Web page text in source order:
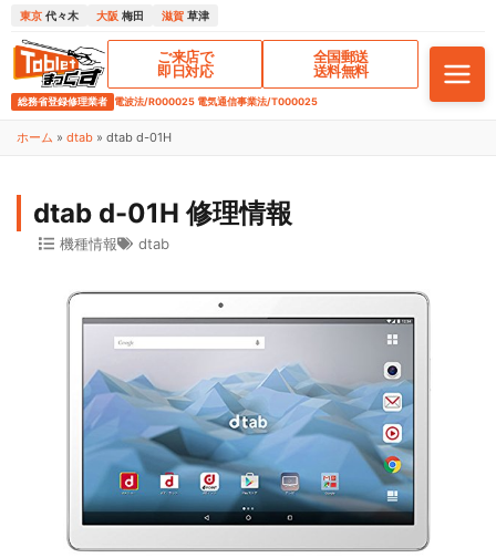
東京 代々木 大阪 梅田 滋賀 草津
ご来店で
即日対応
全国郵送
送料無料
総務省登録修理業者 電波法/R000025 電気通信事業法/T000025
ホーム » dtab » dtab d-01H
dtab d-01H 修理情報
機種情報 dtab